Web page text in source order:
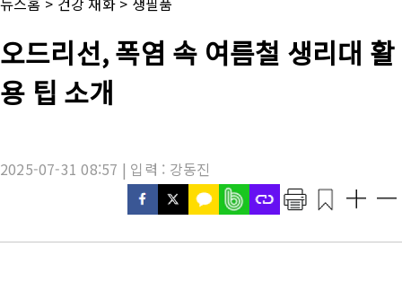
널
기
사
목
오드리선, 폭염 속 여름철 생리대 활
용 팁 소개
2025-07-31 08:57 | 입력 : 강동진